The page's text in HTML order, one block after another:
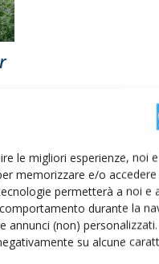
le migliori esperienze, noi
memorizzare e/o
permetterà a noi e
durante la
annunci (non)
su alcune